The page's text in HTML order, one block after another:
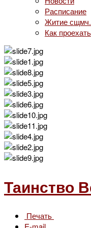
Расписание
Житие сщмч.
Как проехать
Таинство
Печать